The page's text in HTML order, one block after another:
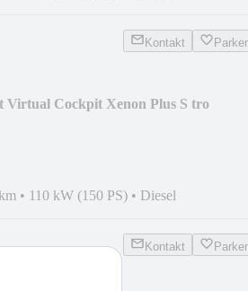
Kontakt
Virtual Cockpit Xenon Plus S tro
• 110 kW (150 PS) • Diesel
Kontakt